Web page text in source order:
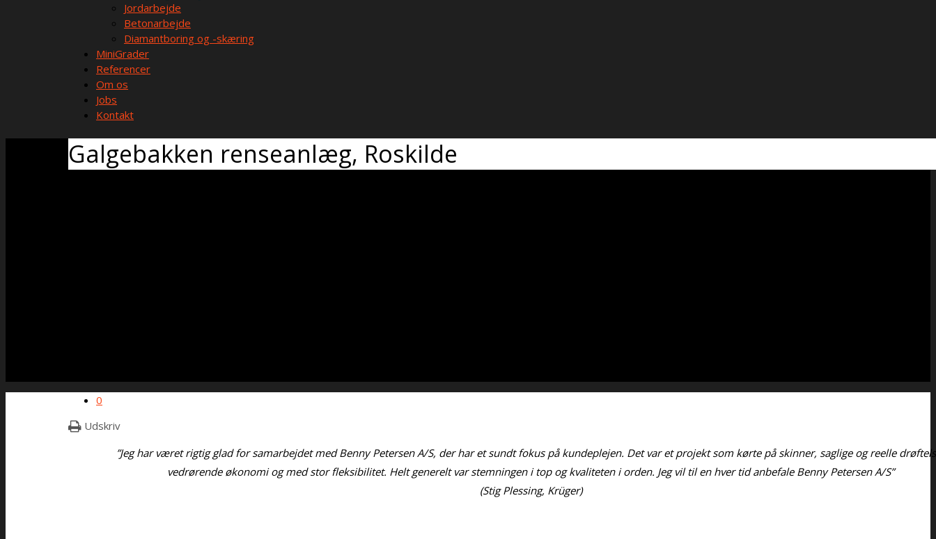
Jordarbejde
Betonarbejde
Diamantboring og -skæring
MiniGrader
Referencer
Om os
Jobs
Kontakt
Galgebakken renseanlæg, Roskilde
0
Udskriv
”Jeg har været rigtig glad for samarbejdet med Benny Petersen A/S, der har et sundt fokus på kundeplejen. Det var et projekt som kørte på skinner, saglige og reelle
vedrørende økonomi og med stor fleksibilitet. Helt generelt var stemningen i top og kvaliteten i orden. Jeg vil til en hver tid anbefale Benny Petersen A/S”
(Stig Plessing, Krüger)